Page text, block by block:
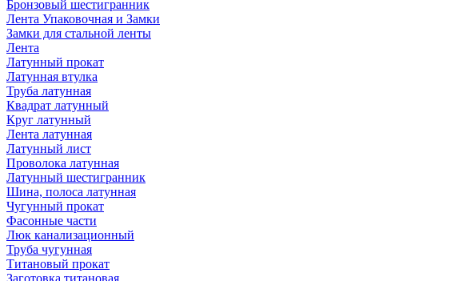
Бронзовый шестигранник
Лента Упаковочная и Замки
Замки для стальной ленты
Лента
Латунный прокат
Латунная втулка
Труба латунная
Квадрат латунный
Круг латунный
Лента латунная
Латунный лист
Проволока латунная
Латунный шестигранник
Шина, полоса латунная
Чугунный прокат
Фасонные части
Люк канализационный
Труба чугунная
Титановый прокат
Заготовка титановая